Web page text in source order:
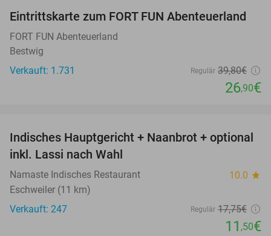
32%
Eintrittskarte zum FORT FUN Abenteuerland
FORT FUN Abenteuerland
Bestwig
Verkauft: 1.731
Regulär 39,80€
26,90€
35%
Indisches Hauptgericht + Naanbrot + optional
inkl. Lassi nach Wahl
Namaste Indisches Restaurant 10.0 star
Eschweiler (11 km)
Verkauft: 247
Regulär 17,75€
11 ,50€